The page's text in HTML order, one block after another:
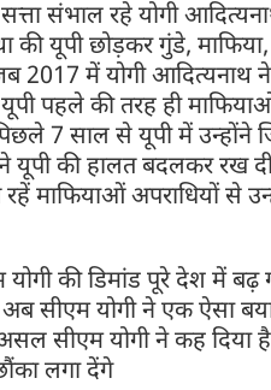
सत्ता संभाल रहे योगी
की यूपी छोड़कर गुंडे,
2017 में योगी आदित्यनाथ
पहले की तरह ही
7 साल से यूपी में
यूपी की हालत बदलकर रख
माफियाओं अपराधियों से
योगी की डिमांड पूरे देश में
अब सीएम योगी ने एक ऐसा
सीएम योगी ने कह दिया
लगा देंगे